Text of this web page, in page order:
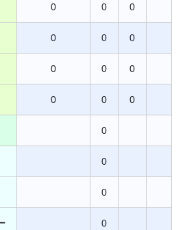
0 0 0
0 0 0
0 0 0
0 0 0
0
0
0
0